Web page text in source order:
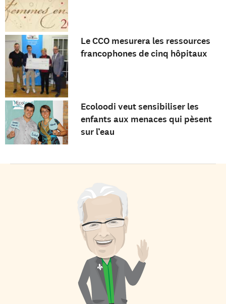
Le CCO mesurera les ressources
francophones de cinq hôpitaux
Ecoloodi veut sensibiliser les
enfants aux menaces qui pèsent
sur l’eau